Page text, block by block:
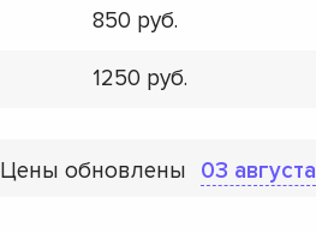
850
1250
Цены обновлены 03 августа